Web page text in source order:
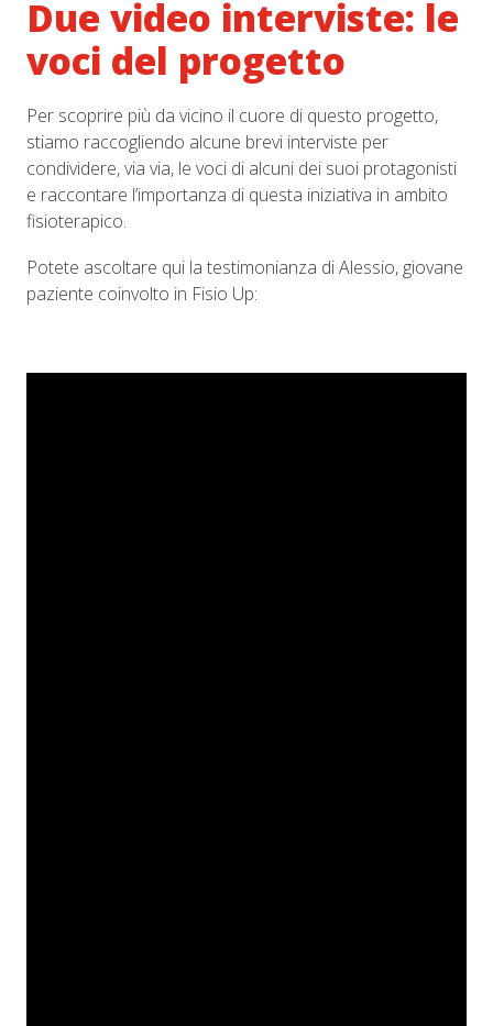
Due video interviste: le
voci del progetto
Per scoprire più da vicino il cuore di questo progetto,
stiamo raccogliendo alcune brevi interviste per
condividere, via via, le voci di alcuni dei suoi protagonisti
e raccontare l’importanza di questa iniziativa in ambito
fisioterapico.
Potete ascoltare qui la testimonianza di Alessio, giovane
paziente coinvolto in Fisio Up: